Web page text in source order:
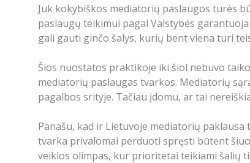
Juk kokybiškos mediatorių paslaugos turės
paslaugų teikimui pagal Valstybės
gali gauti ginčo šalys, kurių bent viena turi
Šios nuostatos praktikoje iki šiol nebuvo
mediatorių paslaugas tvarkos. Mediatorių
pagalbos srityje. Tačiau įdomu, ar tai
Panašu, kad ir Lietuvoje mediatorių
tvarka privalomai perduoti spręsti būtent
veiklos olimpas, kur prioritetai teikiami šalių